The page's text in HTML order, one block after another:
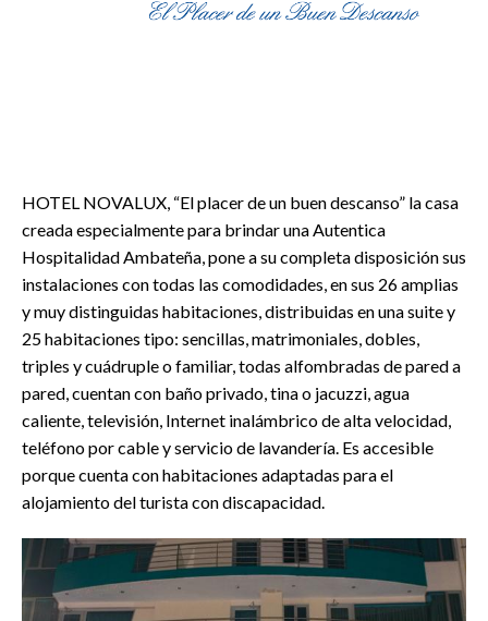
HOTEL NOVALUX, “El placer de un buen descanso” la casa
creada especialmente para brindar una Autentica
Hospitalidad Ambateña, pone a su completa disposición sus
instalaciones con todas las comodidades, en sus 26 amplias
y muy distinguidas habitaciones, distribuidas en una suite y
25 habitaciones tipo: sencillas, matrimoniales, dobles,
triples y cuádruple o familiar, todas alfombradas de pared a
pared, cuentan con baño privado, tina o jacuzzi, agua
caliente, televisión, Internet inalámbrico de alta velocidad,
teléfono por cable y servicio de lavandería. Es accesible
porque cuenta con habitaciones adaptadas para el
alojamiento del turista con discapacidad.